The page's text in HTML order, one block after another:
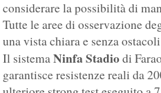
considerare la possibilità di
Tutte le aree di osservazione
una vista chiara e senza
Il sistemaNinfa Stadiodi
garantisce resistenze reali da